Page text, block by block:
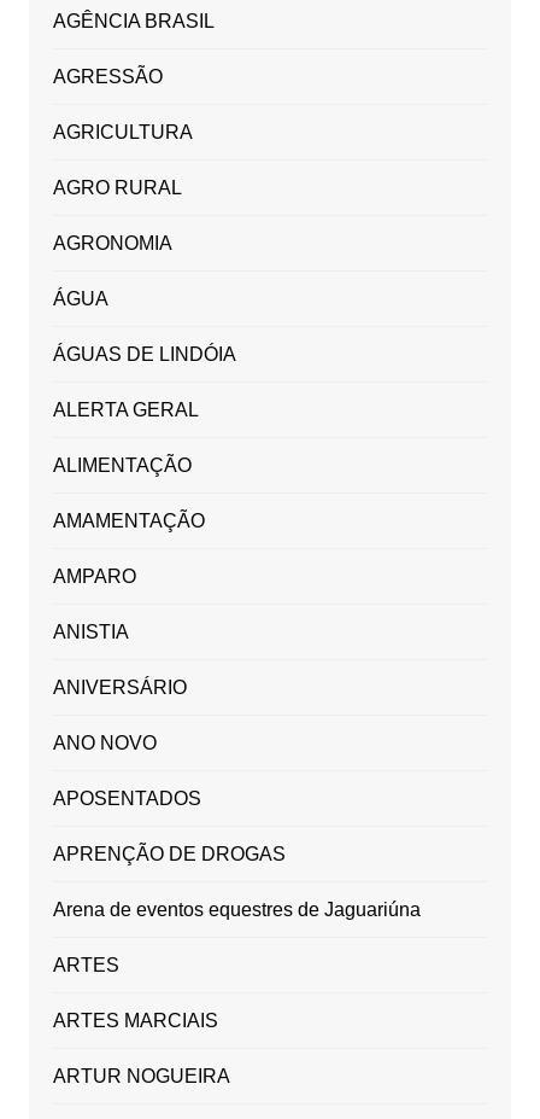
AGÊNCIA BRASIL
AGRESSÃO
AGRICULTURA
AGRO RURAL
AGRONOMIA
ÁGUA
ÁGUAS DE LINDÓIA
ALERTA GERAL
ALIMENTAÇÃO
AMAMENTAÇÃO
AMPARO
ANISTIA
ANIVERSÁRIO
ANO NOVO
APOSENTADOS
APRENÇÃO DE DROGAS
Arena de eventos equestres de Jaguariúna
ARTES
ARTES MARCIAIS
ARTUR NOGUEIRA